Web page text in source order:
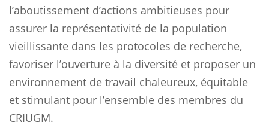
l’aboutissement d’actions ambitieuses pour
assurer la représentativité de la population
vieillissante dans les protocoles de recherche,
favoriser l’ouverture à la diversité et proposer un
environnement de travail chaleureux, équitable
et stimulant pour l’ensemble des membres du
CRIUGM.